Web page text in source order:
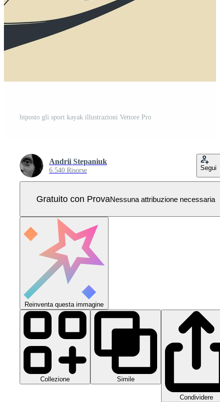
biposto gli sport kayak illustrazioni Vettore Pro
Andrii Stepaniuk
6.540 Risorse Segui
Gratuito con ProvaNessuna attribuzione necessaria
Reinventa questa immagine
Collezione Simile
Condividere